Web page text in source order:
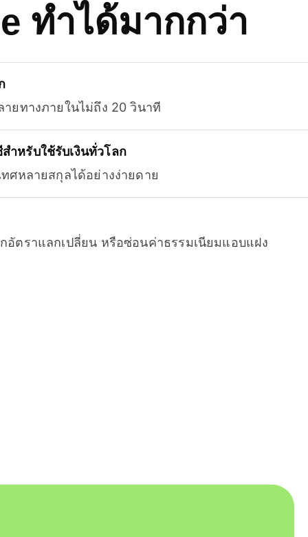
ทำได้มากกว่า
ายทางภายในไม่ถึง 20 วินาที
ำหรับใช้รับเงินทั่วโลก
ทศหลายสกุลได้อย่างง่ายดาย
อัตราแลกเปลี่ยน หรือซ่อนค่าธรรมเนียมแอบแฝง